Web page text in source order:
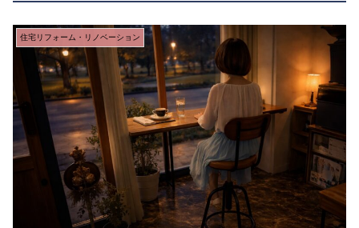
住宅リフォーム・リノベーション